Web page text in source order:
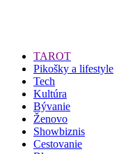
TAROT
Pikošky a lifestyle
Tech
Kultúra
Bývanie
Ženovo
Showbiznis
Cestovanie